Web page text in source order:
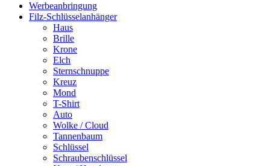
Werbeanbringung
Filz-Schlüsselanhänger
Haus
Brille
Krone
Elch
Sternschnuppe
Kreuz
Mond
T-Shirt
Auto
Wolke / Cloud
Tannenbaum
Schlüssel
Schraubenschlüssel